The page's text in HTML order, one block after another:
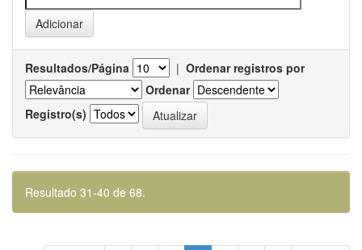
Resultados/Página | Ordenar registros por
Ordenar
Registro(s)
Resultado 31-40 de 68.